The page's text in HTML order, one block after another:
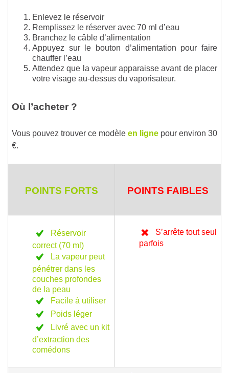
Enlevez le réservoir
Remplissez le réserver avec 70 ml d’eau
Branchez le câble d’alimentation
Appuyez sur le bouton d’alimentation pour faire
chauffer l’eau
Attendez que la vapeur apparaisse avant de placer
votre visage au-dessus du vaporisateur.
Où l’acheter ?
Vous pouvez trouver ce modèle en ligne pour environ 30
€.
POINTS FORTS POINTS FAIBLES
Réservoir
correct (70 ml)
La vapeur peut
pénétrer dans les
couches profondes
de la peau
Facile à utiliser
Poids léger
Livré avec un kit
d’extraction des
comédons
S’arrête tout seul
parfois